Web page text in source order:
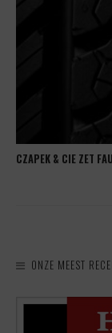
CZAPEK & CIE ZET
ONZE MEEST